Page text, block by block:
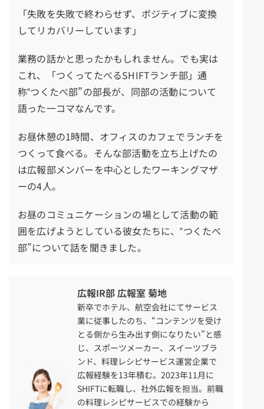
「失敗を失敗で終わらせず、ポジティブに変換
してリカバリーしています」
業務の話かと思ったかもしれません。でも実は
これ、「つくってたべるSHIFTランチ部」通
称‟つくたべ部”の部長が、同部の活動について
語った一コマなんです。
お昼休憩の1時間、オフィスのカフェでランチを
つくって食べる。そんな部活動を立ち上げたの
は広報部メンバーを中心としたワーキングマザ
ーの4人。
お昼のコミュニケーションの場として活動の範
囲を広げようとしている彼女たちに、‟つくたべ
部”について話を聞きました。
広報IR部 広報室 菊地
新卒でホテル、航空会社にてサービス
業に従事したのち、“コンテンツを受け
とる側から生み出す側になりたい”と感
じ、スポーツメーカー、スイーツブラ
ンド、料理レシピサービス運営企業で
広報経験を13年積む。2023年11月に
SHIFTに転職し、社外広報を担当。前職
の料理レシピサービスでの経験から